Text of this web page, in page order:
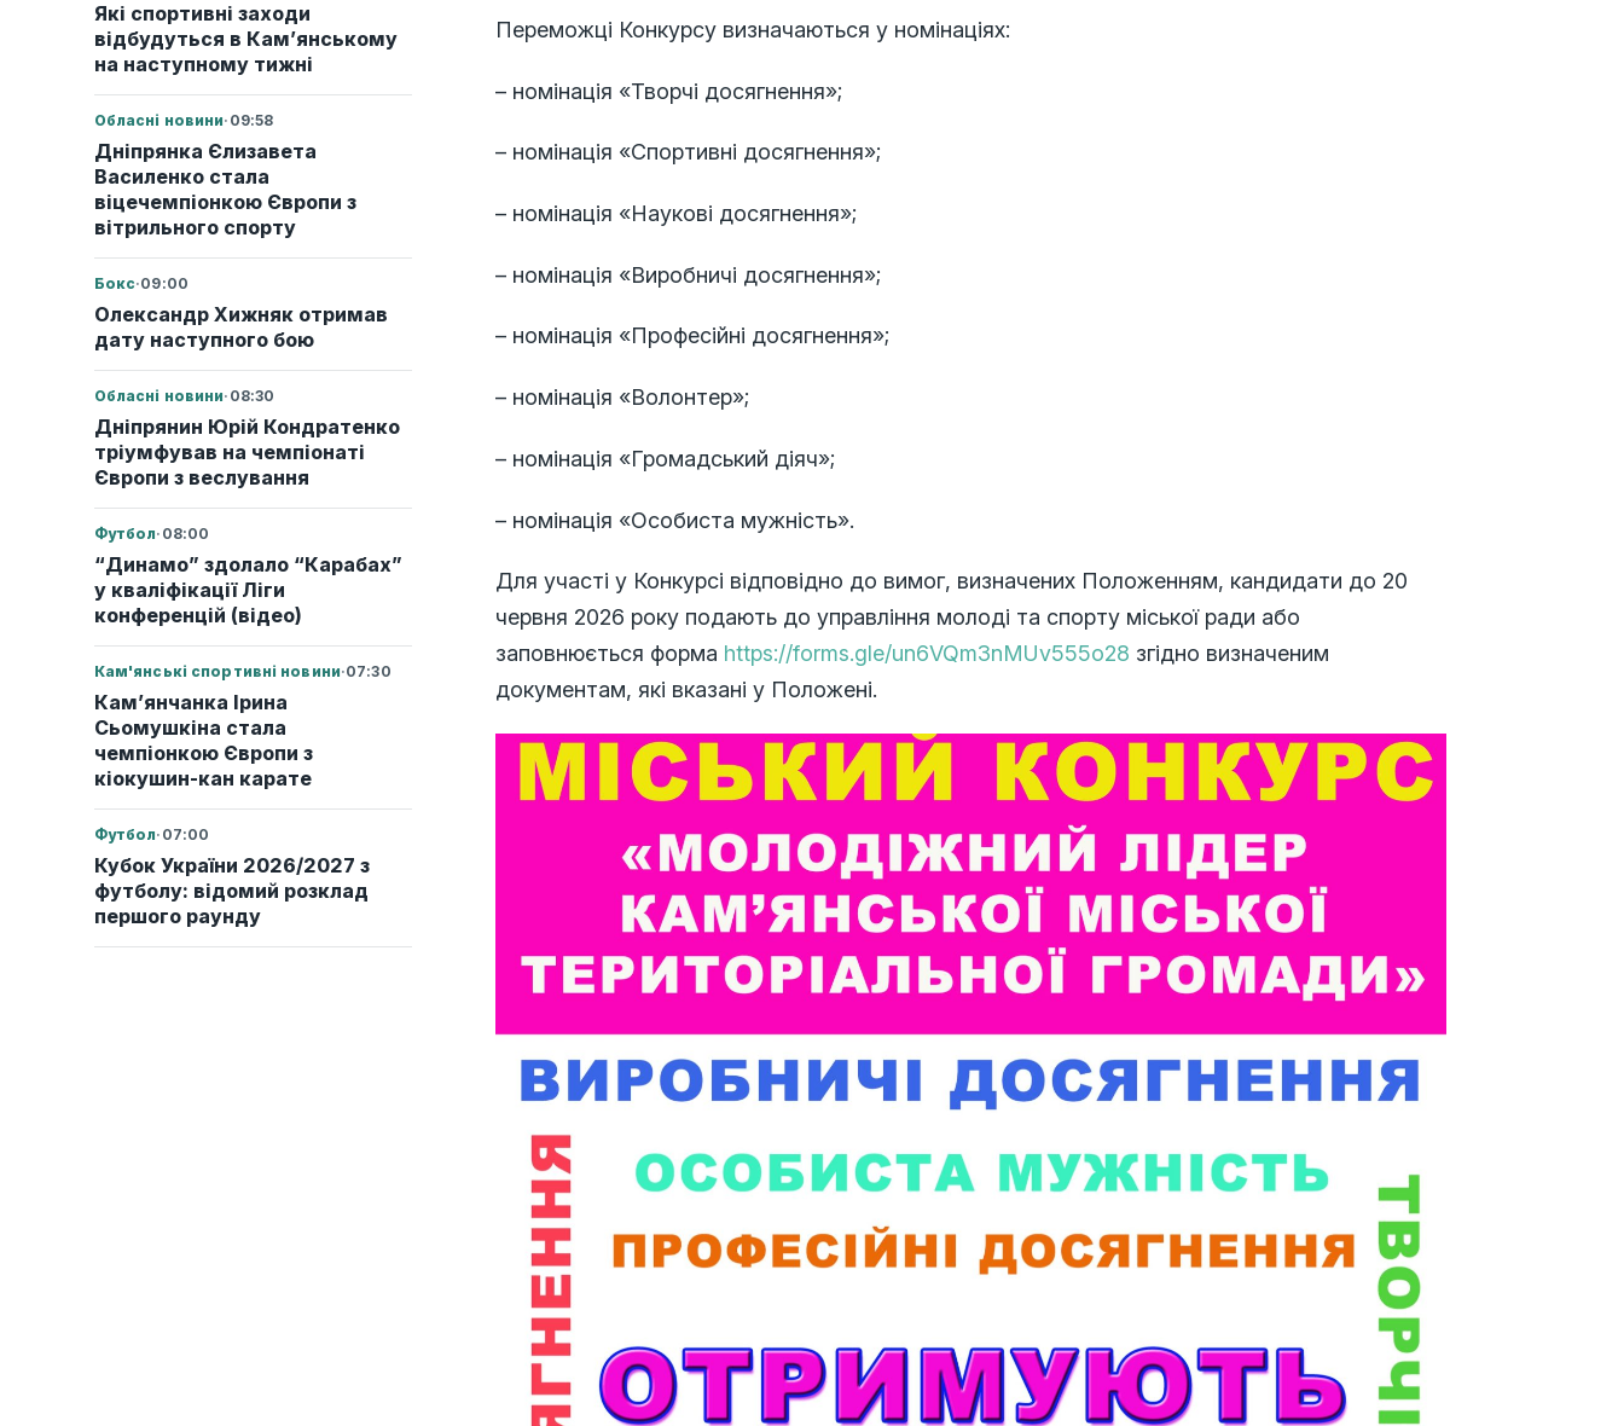
Які спортивні заходи
відбудуться в Кам’янському
на наступному тижні
Обласні новини· 09:58
Дніпрянка Єлизавета
Василенко стала
віцечемпіонкою Європи з
вітрильного спорту
Бокс·09:00
Олександр Хижняк отримав
дату наступного бою
Обласні новини· 08:30
Дніпрянин Юрій Кондратенко
тріумфував на чемпіонаті
Європи з веслування
Футбол· 08:00
“Динамо” здолало “Карабах”
у кваліфікації Ліги
конференцій (відео)
Кам'янські спортивні новини·07:30
Кам’янчанка Ірина
Сьомушкіна стала
чемпіонкою Європи з
кіокушин-кан карате
Футбол· 07:00
Кубок України 2026/2027 з
футболу: відомий розклад
першого раунду
Переможці Конкурсу визначаються у номінаціях:
– номінація «Творчі досягнення»;
– номінація «Спортивні досягнення»;
– номінація «Наукові досягнення»;
– номінація «Виробничі досягнення»;
– номінація «Професійні досягнення»;
– номінація «Волонтер»;
– номінація «Громадський діяч»;
– номінація «Особиста мужність».
Для участі у Конкурсі відповідно до вимог, визначених Положенням, кандидати до 20
червня 2026 року подають до управління молоді та спорту міської ради або
заповнюється форма https://forms.gle/un6VQm3nMUv555o28 згідно визначеним
документам, які вказані у Положені.